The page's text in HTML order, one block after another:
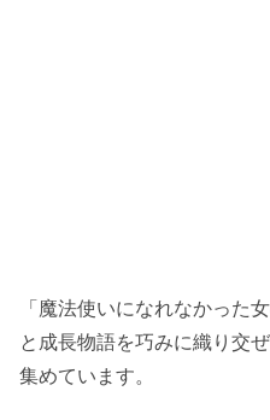
「魔法使いになれなかった
と成長物語を巧みに織り交
集めています。